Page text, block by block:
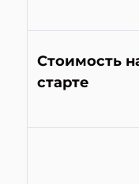
Стоимость
старте